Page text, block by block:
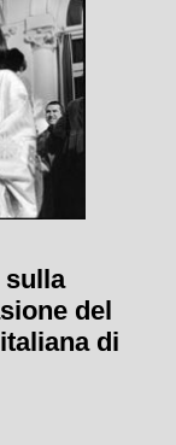
sulla
del
di